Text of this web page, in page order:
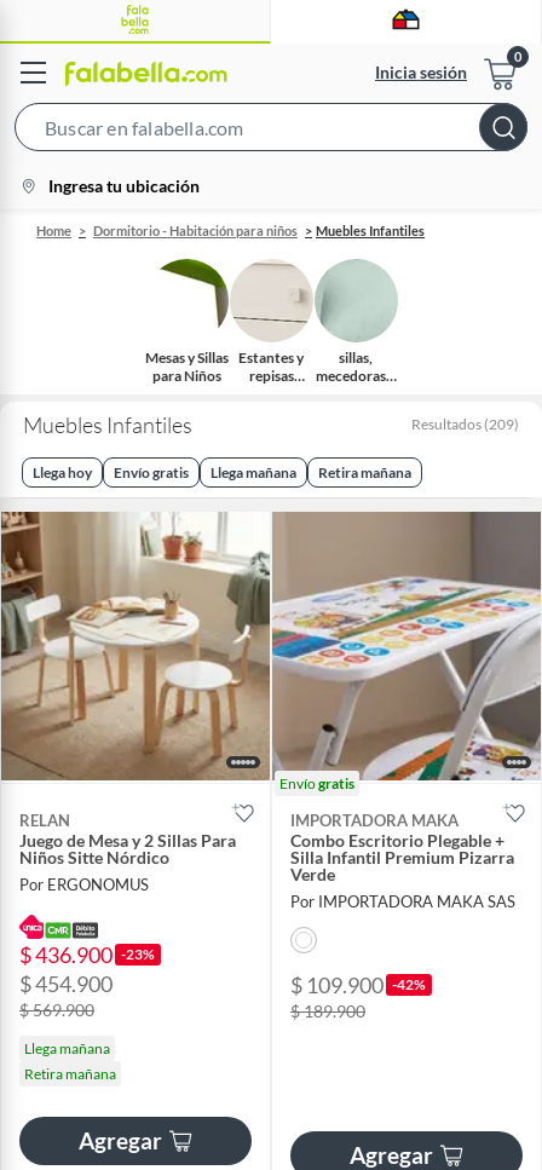
Inicia sesión
Bar
location-
icon
Ingresa tu ubicación
Home Dormitorio - Habitación para niños Muebles Infantiles
Mesas y Sillas
para Niños
Estantes y
repisas
sillas,
mecedoras y
Muebles Infantiles Resultados (209)
Llega hoy Envío gratis Llega mañana Retira mañana
RELAN
Juego de Mesa y 2 Sillas Para
Niños Sitte Nórdico
Por ERGONOMUS
$ 436.900 -23%
$ 454.900
$ 569.900
Llega mañana
Retira mañana
Agregar
Envíogratis
IMPORTADORA MAKA
Combo Escritorio Plegable +
Silla Infantil Premium Pizarra
Verde
Por IMPORTADORA MAKA SAS
$ 109.900 -42%
$ 189.900
Agregar